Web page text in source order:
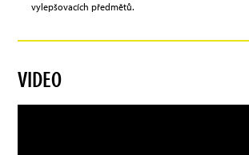
vylepšovacích předmětů.
VIDEO